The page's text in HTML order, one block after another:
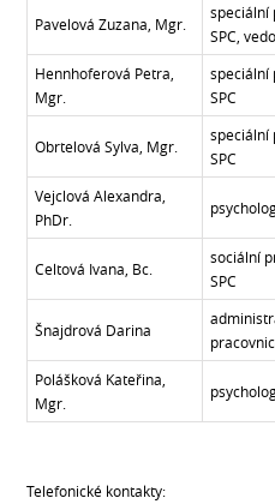
Pavelová Zuzana, Mgr.
speciální
SPC,
Hennhoferová Petra,
Mgr.
speciální
SPC
Obrtelová Sylva, Mgr.
speciální
SPC
Vejclová Alexandra,
PhDr.
Celtová Ivana, Bc.
sociální
SPC
Šnajdrová Darina
Polášková Kateřina,
Mgr.
Telefonické kontakty: